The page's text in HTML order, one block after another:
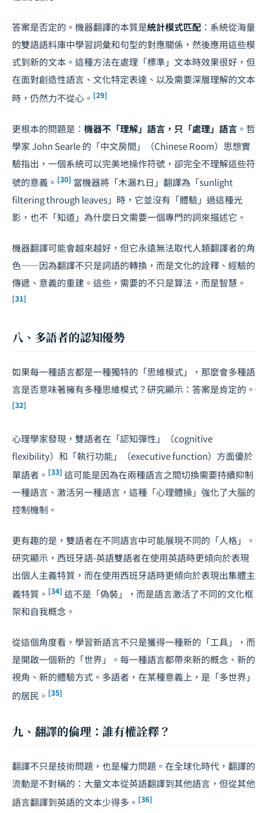
答案是否定的。機器翻譯的本質是統計模式匹配 ：系統從海量
的雙語語料庫中學習詞彙和句型的對應關係，然後應用這些模
式到新的文本。這種方法在處理「標準」文本時效果很好，但
在面對創造性語言、文化特定表達、以及需要深層理解的文本
時，仍然力不從心。 [29]
更根本的問題是： 機器不「理解」語言，只「處理」語言 。哲
學家 John Searle 的「中文房間」（Chinese Room）思想實
驗指出，一個系統可以完美地操作符號，卻完全不理解這些符
號的意義。 [30] 當機器將「木漏れ日」翻譯為「sunlight
filtering through leaves」時，它並沒有「體驗」過這種光
影，也不「知道」為什麼日文需要一個專門的詞來描述它。
機器翻譯可能會越來越好，但它永遠無法取代人類翻譯者的角
色——因為翻譯不只是詞語的轉換，而是文化的詮釋、經驗的
傳遞、意義的重建。這些，需要的不只是算法，而是智慧。
[31]
八、多語者的認知優勢
如果每一種語言都是一種獨特的「思維模式」，那麼會多種語
言是否意味著擁有多種思維模式？研究顯示：答案是肯定的。
[32]
心理學家發現，雙語者在「認知彈性」（cognitive
flexibility）和「執行功能」（executive function）方面優於
單語者。 [33] 這可能是因為在兩種語言之間切換需要持續抑制
一種語言、激活另一種語言，這種「心理體操」強化了大腦的
控制機制。
更有趣的是，雙語者在不同語言中可能展現不同的「人格」。
研究顯示，西班牙語-英語雙語者在使用英語時更傾向於表現
出個人主義特質，而在使用西班牙語時更傾向於表現出集體主
義特質。 [34] 這不是「偽裝」，而是語言激活了不同的文化框
架和自我概念。
從這個角度看，學習新語言不只是獲得一種新的「工具」，而
是開啟一個新的「世界」。每一種語言都帶來新的概念、新的
視角、新的體驗方式。多語者，在某種意義上，是「多世界」
的居民。 [35]
九、翻譯的倫理：誰有權詮釋？
翻譯不只是技術問題，也是權力問題。在全球化時代，翻譯的
流動是不對稱的：大量文本從英語翻譯到其他語言，但從其他
語言翻譯到英語的文本少得多。 [36]